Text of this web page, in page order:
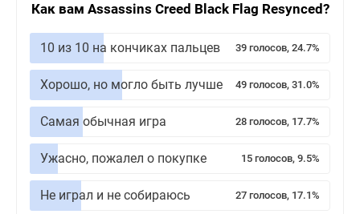
Как вам Assassins Creed Black Flag Resynced?
10 из 10 на кончиках пальцев 39 голосов, 24.7%
Хорошо, но могло быть лучше 49 голосов, 31.0%
Самая обычная игра 28 голосов, 17.7%
Ужасно, пожалел о покупке 15 голосов, 9.5%
Не играл и не собираюсь 27 голосов, 17.1%